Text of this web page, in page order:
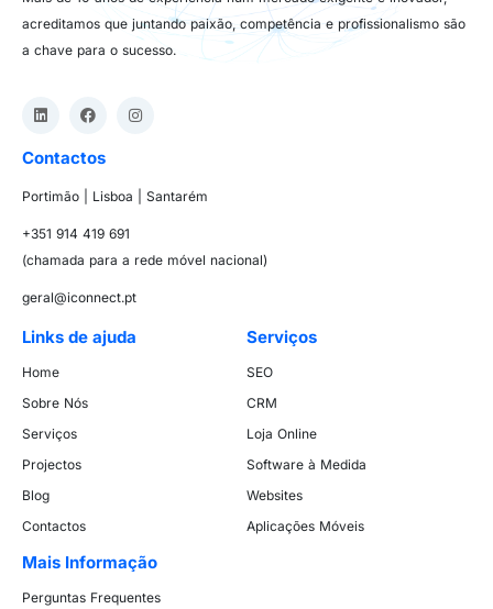
acreditamos que juntando paixão, competência e profissionalismo são
a chave para o sucesso.
Contactos
Portimão | Lisboa | Santarém
+351 914 419 691
(chamada para a rede móvel nacional)
geral@iconnect.pt
Links de ajuda
Home
Sobre Nós
Serviços
Projectos
Blog
Contactos
Serviços
SEO
CRM
Loja Online
Software à Medida
Websites
Aplicações Móveis
Mais Informação
Perguntas Frequentes